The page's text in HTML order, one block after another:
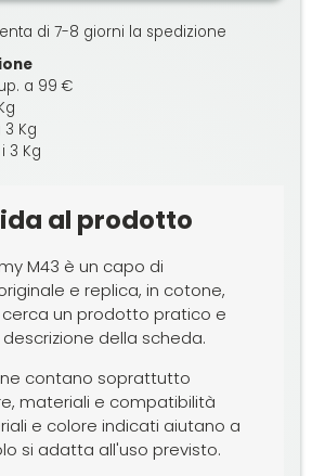
di 7-8 giorni la spedizione
a 99 €
Kg
3 Kg
al prodotto
M43 è un capo di
e replica, in cotone,
un prodotto pratico e
della scheda.
contano soprattutto
materiali e compatibilità
e colore indicati aiutano a
si adatta all'uso previsto.